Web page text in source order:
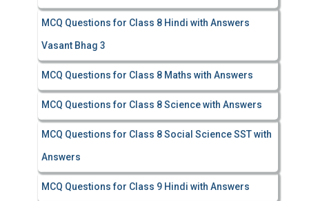
MCQ Questions for Class 8 Hindi with Answers
Vasant Bhag 3
MCQ Questions for Class 8 Maths with Answers
MCQ Questions for Class 8 Science with Answers
MCQ Questions for Class 8 Social Science SST with
Answers
MCQ Questions for Class 9 Hindi with Answers